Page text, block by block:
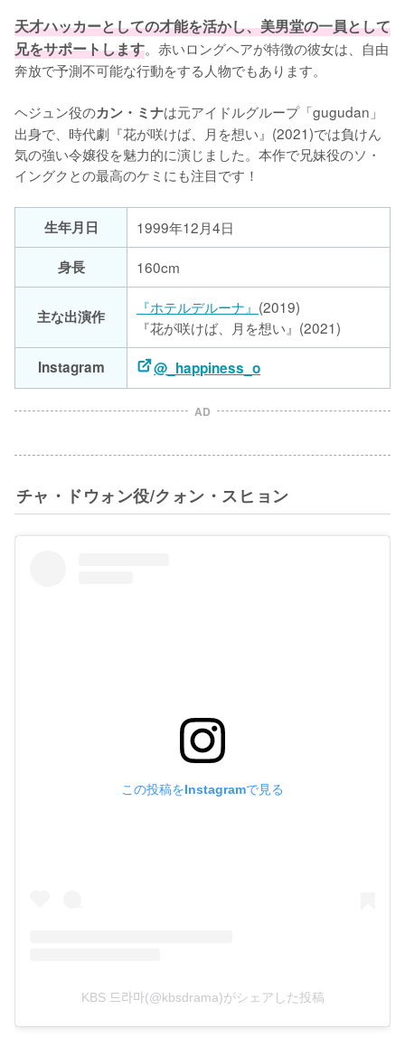
天才ハッカーとしての才能を活かし、美男堂の一員として
兄をサポートします。赤いロングヘアが特徴の彼女は、自由
奔放で予測不可能な行動をする人物でもあります。
ヘジュン役のカン・ミナは元アイドルグループ「gugudan」
出身で、時代劇『花が咲けば、月を想い』(2021)では負けん
気の強い令嬢役を魅力的に演じました。本作で兄妹役のソ・
イングクとの最高のケミにも注目です！
生年月日
1999年12月4日
身長
160cm
主な出演作 『ホテルデルーナ』 (2019)
『花が咲けば、月を想い』(2021)
Instagram
@_happiness_o
AD
チャ・ドウォン役/クォン・スヒョン
この投稿をInstagramで見る
KBS 드라마(@kbsdrama)がシェアした投稿